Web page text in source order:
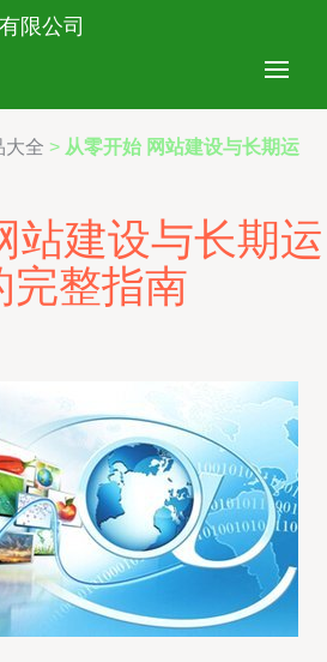
限公司
大全 > 从零开始 网站建设与长期运
站建设与长期运
完整指南